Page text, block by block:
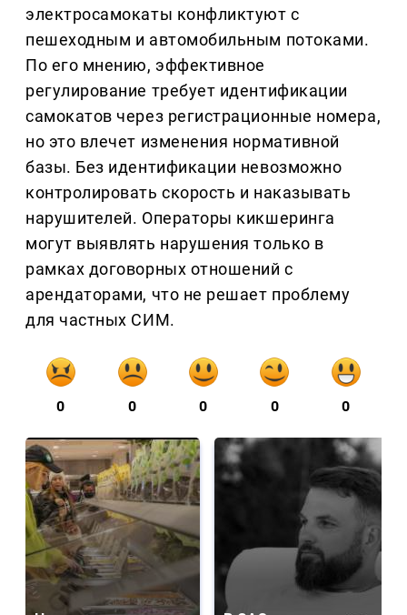
электросамокаты конфликтуют с
пешеходным и автомобильным потоками.
По его мнению, эффективное
регулирование требует идентификации
самокатов через регистрационные номера,
но это влечет изменения нормативной
базы. Без идентификации невозможно
контролировать скорость и наказывать
нарушителей. Операторы кикшеринга
могут выявлять нарушения только в
рамках договорных отношений с
арендаторами, что не решает проблему
для частных СИМ.
0 0 0 0 0